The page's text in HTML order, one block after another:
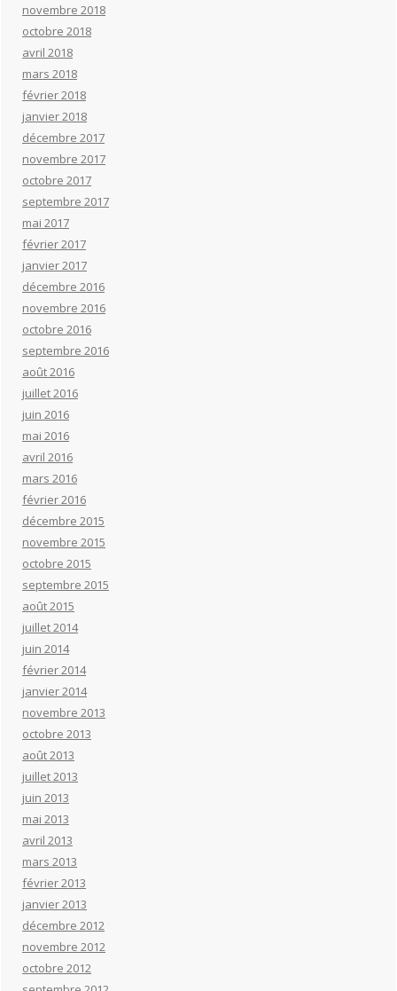
novembre 2018
octobre 2018
avril 2018
mars 2018
février 2018
janvier 2018
décembre 2017
novembre 2017
octobre 2017
septembre 2017
mai 2017
février 2017
janvier 2017
décembre 2016
novembre 2016
octobre 2016
septembre 2016
août 2016
juillet 2016
juin 2016
mai 2016
avril 2016
mars 2016
février 2016
décembre 2015
novembre 2015
octobre 2015
septembre 2015
août 2015
juillet 2014
juin 2014
février 2014
janvier 2014
novembre 2013
octobre 2013
août 2013
juillet 2013
juin 2013
mai 2013
avril 2013
mars 2013
février 2013
janvier 2013
décembre 2012
novembre 2012
octobre 2012